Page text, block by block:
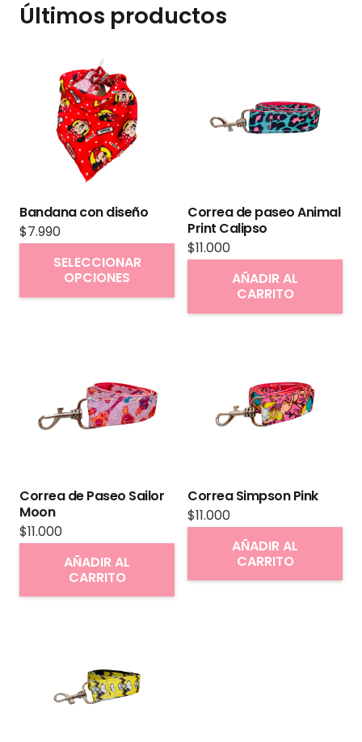
Últimos productos
Bandana con diseño
$7.990
SELECCIONAR
OPCIONES
Este
producto
tiene
página
de
Correa de paseo Animal
Print Calipso
$11.000
AÑADIR AL
CARRITO
Correa de Paseo Sailor
Moon
$11.000
AÑADIR AL
CARRITO
Correa Simpson Pink
$11.000
AÑADIR AL
CARRITO